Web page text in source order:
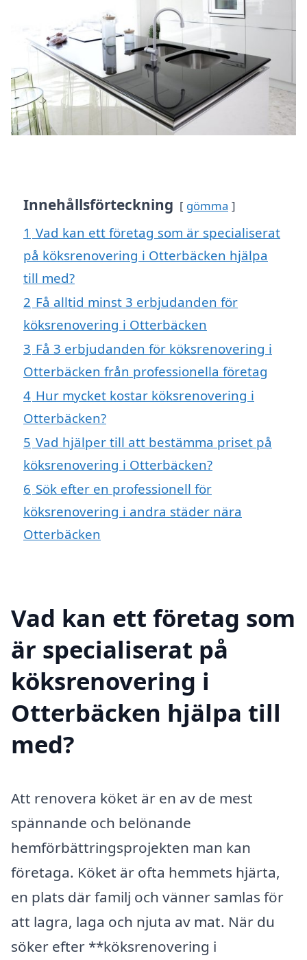
Innehållsförteckning gömma
1 Vad kan ett företag som är specialiserat
på köksrenovering i Otterbäcken hjälpa
till med?
2 Få alltid minst 3 erbjudanden för
köksrenovering i Otterbäcken
3 Få 3 erbjudanden för köksrenovering i
Otterbäcken från professionella företag
4 Hur mycket kostar köksrenovering i
Otterbäcken?
5 Vad hjälper till att bestämma priset på
köksrenovering i Otterbäcken?
6 Sök efter en professionell för
köksrenovering i andra städer nära
Otterbäcken
Vad kan ett företag som
är specialiserat på
köksrenovering i
Otterbäcken hjälpa till
med?
Att renovera köket är en av de mest
spännande och belönande
hemförbättringsprojekten man kan
företaga. Köket är ofta hemmets hjärta,
en plats där familj och vänner samlas för
att lagra, laga och njuta av mat. När du
söker efter **köksrenovering i